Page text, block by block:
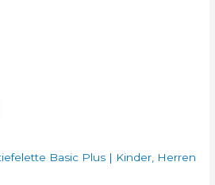
Basic Plus | Kinder, Herren